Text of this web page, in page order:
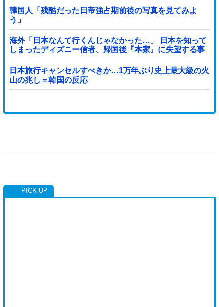
韓国人「残酷だった日帝強占期前後の写真を見てみよ
う」
海外「日本なんて行くんじゃなかった…」 日本を知って
しまったディズニー信者、帰国後『本家』に失望する事
態に
日本旅行キャンセルすべきか…1万年ぶり史上最大級の火
山の兆し＝韓国の反応